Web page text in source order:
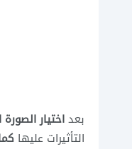
بعداختيار
التأثيرات عليها